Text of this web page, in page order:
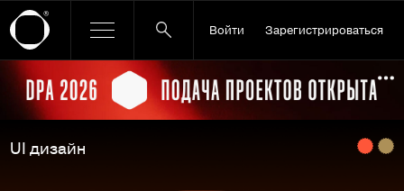
Войти Зарегистрироваться
Ссылка баннера
UI дизайн